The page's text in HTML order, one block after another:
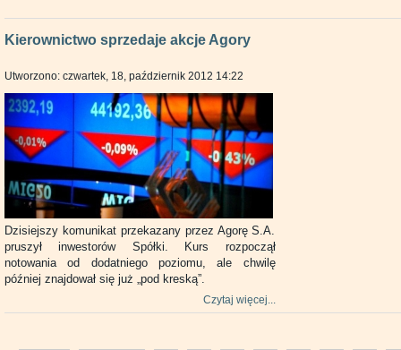
Kierownictwo sprzedaje akcje Agory
Utworzono: czwartek, 18, październik 2012 14:22
Dzisiejszy komunikat przekazany przez Agorę S.A.
pruszył inwestorów Spółki. Kurs rozpoczął
notowania od dodatniego poziomu, ale chwilę
później znajdował się już „pod kreską”.
Czytaj więcej...